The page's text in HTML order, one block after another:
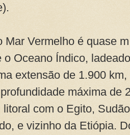
Mar Vermelho é quase
o Oceano Índico,
extensão de 1.900
máxima de
com o Egito,
e vizinho da Etiópia.